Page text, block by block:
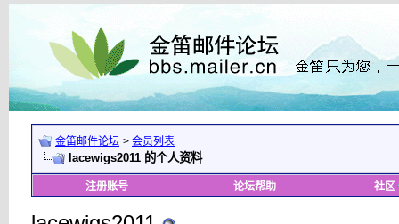
金笛邮件论坛 > 会员列表
lacewigs2011 的个人资料
注册账号 论坛帮助 社区